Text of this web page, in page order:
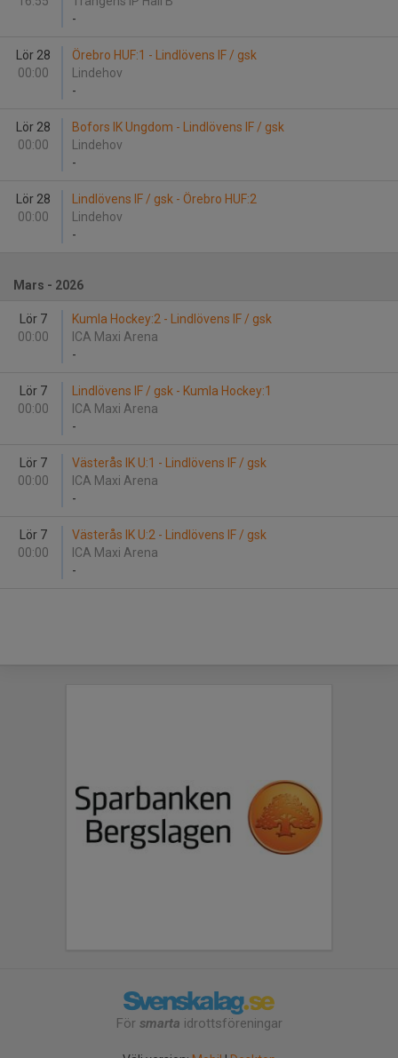
-
Lör 28
00:00
Örebro HUF:1 - Lindlövens IF / gsk
Lindehov
-
Lör 28
00:00
Bofors IK Ungdom - Lindlövens IF / gsk
Lindehov
-
Lör 28
00:00
Lindlövens IF / gsk - Örebro HUF:2
Lindehov
-
Mars - 2026
Lör 7
00:00
Kumla Hockey:2 - Lindlövens IF / gsk
ICA Maxi Arena
-
Lör 7
00:00
Lindlövens IF / gsk - Kumla Hockey:1
ICA Maxi Arena
-
Lör 7
00:00
Västerås IK U:1 - Lindlövens IF / gsk
ICA Maxi Arena
-
Lör 7
00:00
Västerås IK U:2 - Lindlövens IF / gsk
ICA Maxi Arena
-
För smarta idrottsföreningar